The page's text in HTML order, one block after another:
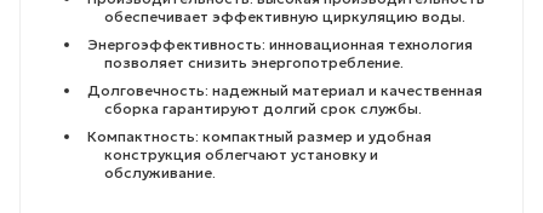
обеспечивает эффективную циркуляцию воды.
Энергоэффективность: инновационная технология
позволяет снизить энергопотребление.
Долговечность: надежный материал и качественная
сборка гарантируют долгий срок службы.
Компактность: компактный размер и удобная
конструкция облегчают установку и
обслуживание.